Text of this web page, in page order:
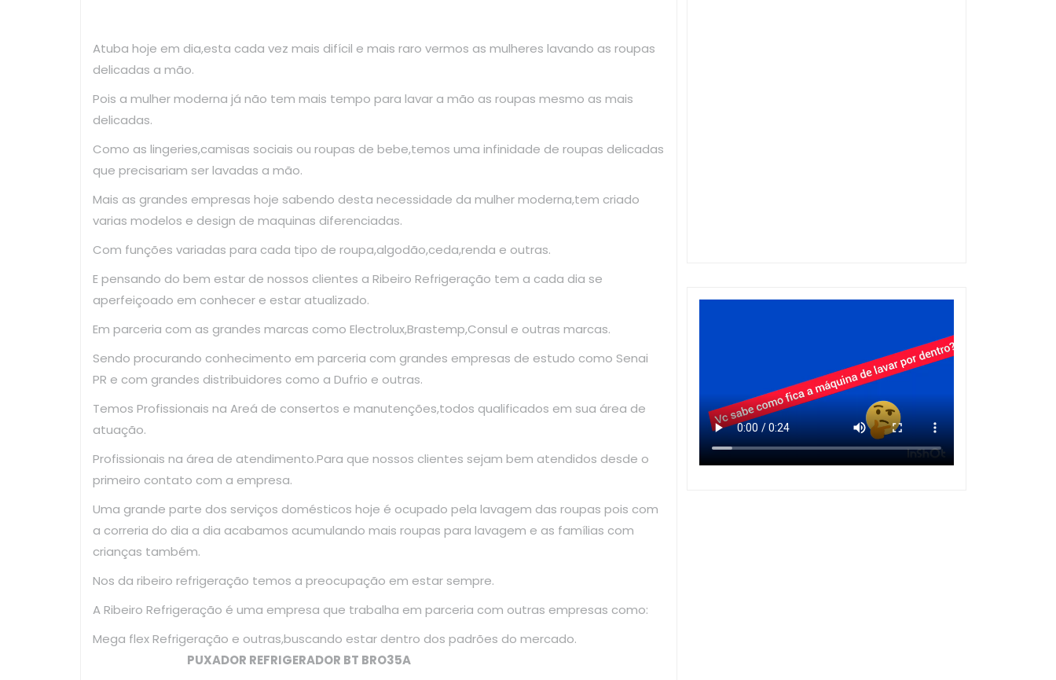
Atuba hoje em dia,esta cada vez mais difícil e mais raro vermos as mulheres lavando as roupas
delicadas a mão.
Pois a mulher moderna já não tem mais tempo para lavar a mão as roupas mesmo as mais
delicadas.
Como as lingeries,camisas sociais ou roupas de bebe,temos uma infinidade de roupas delicadas
que precisariam ser lavadas a mão.
Mais as grandes empresas hoje sabendo desta necessidade da mulher moderna,tem criado
varias modelos e design de maquinas diferenciadas.
Com funções variadas para cada tipo de roupa,algodão,ceda,renda e outras.
E pensando do bem estar de nossos clientes a Ribeiro Refrigeração tem a cada dia se
aperfeiçoado em conhecer e estar atualizado.
Em parceria com as grandes marcas como Electrolux,Brastemp,Consul e outras marcas.
Sendo procurando conhecimento em parceria com grandes empresas de estudo como Senai
PR e com grandes distribuidores como a Dufrio e outras.
Temos Profissionais na Areá de consertos e manutenções,todos qualificados em sua área de
atuação.
Profissionais na área de atendimento.Para que nossos clientes sejam bem atendidos desde o
primeiro contato com a empresa.
Uma grande parte dos serviços domésticos hoje é ocupado pela lavagem das roupas pois com
a correria do dia a dia acabamos acumulando mais roupas para lavagem e as famílias com
crianças também.
Nos da ribeiro refrigeração temos a preocupação em estar sempre.
A Ribeiro Refrigeração é uma empresa que trabalha em parceria com outras empresas como:
Mega flex Refrigeração e outras,buscando estar dentro dos padrões do mercado.
PUXADOR REFRIGERADOR BT BRO35A